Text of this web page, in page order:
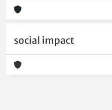
social impact